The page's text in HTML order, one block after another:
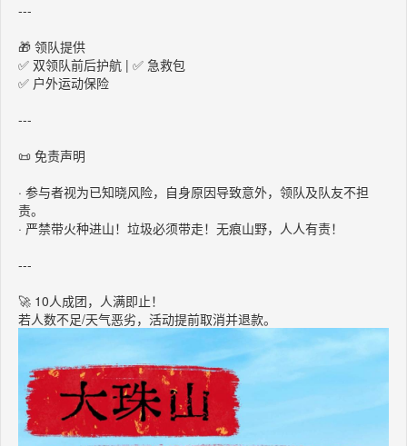
---
🎁 领队提供
✅ 双领队前后护航 | ✅ 急救包
✅ 户外运动保险
---
📜 免责声明
· 参与者视为已知晓风险，自身原因导致意外，领队及队友不担
责。
· 严禁带火种进山！垃圾必须带走！无痕山野，人人有责！
---
🚀 10人成团，人满即止！
若人数不足/天气恶劣，活动提前取消并退款。